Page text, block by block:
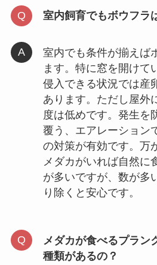
室内飼育でもボウフラ
室内でも条件が揃えば
ます。特に窓を開けて
侵入できる状況では産
あります。ただし屋外
度は低めです。発生を
覆う、エアレーション
の対策が有効です。万
メダカがいれば自然に
が多いですが、数が多
り除くと安心です。
メダカが食べるプラン
種類があるの？